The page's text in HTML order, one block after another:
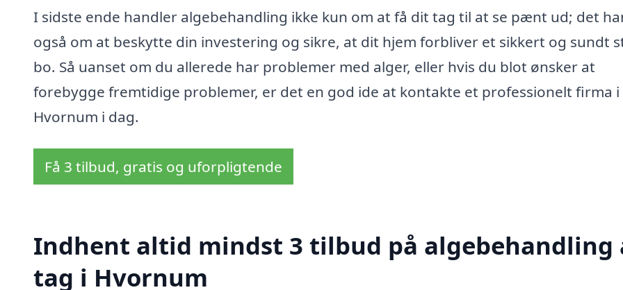
I sidste ende handler algebehandling ikke kun om at få dit tag til at se pænt ud; det
også om at beskytte din investering og sikre, at dit hjem forbliver et sikkert og sundt
bo. Så uanset om du allerede har problemer med alger, eller hvis du blot ønsker at
forebygge fremtidige problemer, er det en god ide at kontakte et professionelt firma i
Hvornum i dag.
Få 3 tilbud, gratis og uforpligtende
Indhent altid mindst 3 tilbud på algebehandling
tag i Hvornum